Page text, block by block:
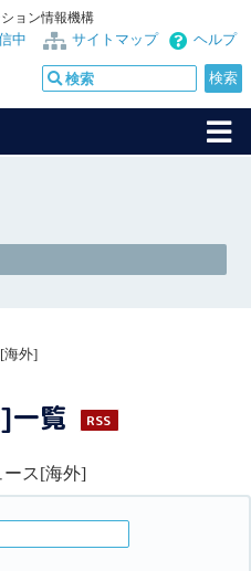
ョン情報機構
ヘルプ
サイトマップ
中
海外]
一覧 RSS
ース[海外]